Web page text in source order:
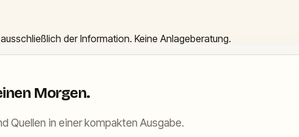
der Information. Keine Anlageberatung.
Morgen.
Quellen in einer kompakten Ausgabe.